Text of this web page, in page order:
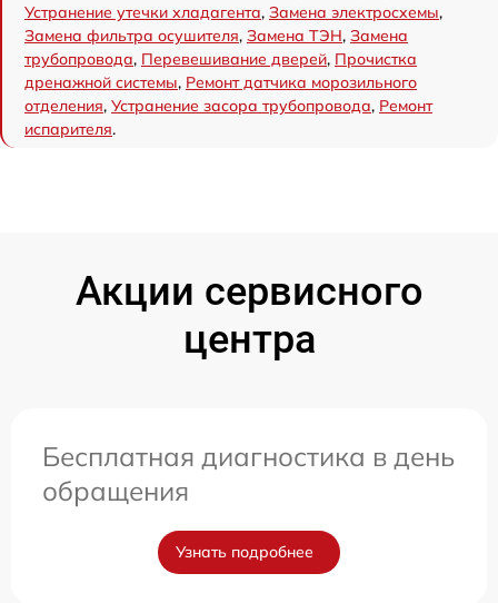
Устранение утечки хладагента, Замена электросхемы,
Замена фильтра осушителя, Замена ТЭН, Замена
трубопровода, Перевешивание дверей, Прочистка
дренажной системы, Ремонт датчика морозильного
отделения, Устранение засора трубопровода, Ремонт
испарителя.
Акции сервисного
центра
Бесплатная диагностика в день
обращения
Узнать подробнее